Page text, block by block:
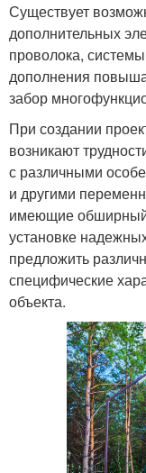
Существует
дополнительных
проволока,
дополнения
забор
При создании
возникают
с различными
и другими
имеющие обширный
установке
предложить
специфические
объекта.